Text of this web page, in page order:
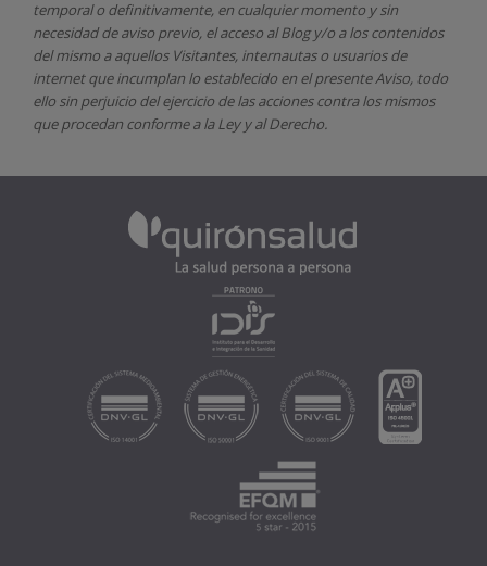
temporal o definitivamente, en cualquier momento y sin
necesidad de aviso previo, el acceso al Blog y/o a los contenidos
del mismo a aquellos Visitantes, internautas o usuarios de
internet que incumplan lo establecido en el presente Aviso, todo
ello sin perjuicio del ejercicio de las acciones contra los mismos
que procedan conforme a la Ley y al Derecho.